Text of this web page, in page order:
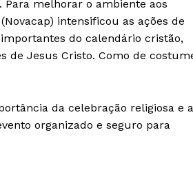
Para melhorar o ambiente aos
intensificou as ações de
do calendário cristão,
de Jesus Cristo. Como de
da celebração religiosa e a
organizado e seguro para